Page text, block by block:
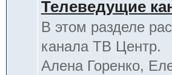
Телеведущие
В этом разделе
канала ТВ Центр.
Алена Горенко,